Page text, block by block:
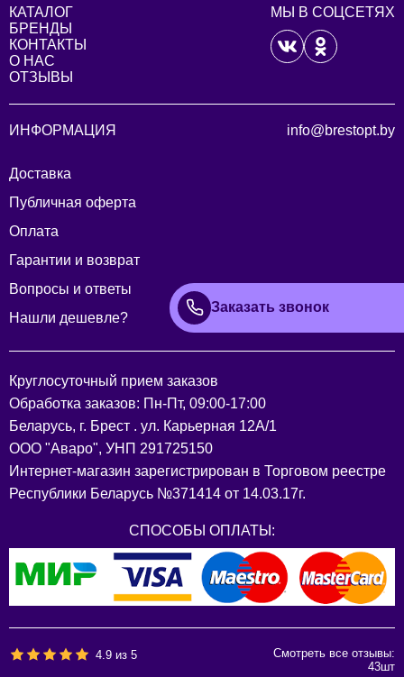
КАТАЛОГ
БРЕНДЫ
КОНТАКТЫ
О НАС
ОТЗЫВЫ
МЫ В СОЦСЕТЯХ
ИНФОРМАЦИЯ
Доставка
Публичная оферта
Оплата
Гарантии и возврат
Вопросы и ответы
Нашли дешевле?
info@brestopt.by
Заказать звонок
Круглосуточный прием заказов
Обработка заказов: Пн-Пт, 09:00-17:00
Беларусь, г. Брест . ул. Карьерная 12А/1
ООО "Аваро", УНП 291725150
Интернет-магазин зарегистрирован в Торговом реестре
Республики Беларусь №371414 от 14.03.17г.
СПОСОБЫ ОПЛАТЫ:
4.9 из5
Смотреть все отзывы:
43шт